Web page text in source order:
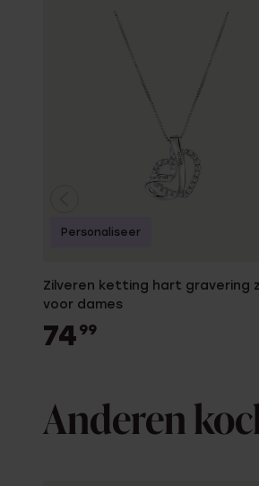
Zilveren ketting hart gravering
voor dames
74 99
Personaliseer
Anderen